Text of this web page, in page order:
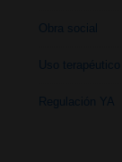
Obra social
Uso terapéutico
Regulación YA